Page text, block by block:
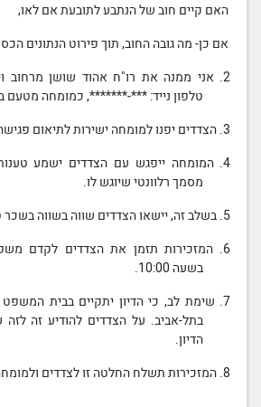
האם קיים חוב של הנתבע לתובעת אם לאו,
אם כן- מה גובה החוב, תוך פירוט הנתונים
טלפון נייד: ***-*******, כמומחה מטעם
3. הצדדים יפנו למומחה ישירות לתיאום פגישה.
4. המומחה ייפגש עם הצדדים ישמע
מסמך רלוונטי שיוגש לו.
5. בשלב זה, יישאו הצדדים שווה בשווה בשכר טרחת המומחה.
6. המזכירות תזמן את הצדדים
לקדם
בשעה 10:00.
7. שימת לב, כי הדיון יתקיים
בבית המשפט
בתל-אביב. על הצדדים להודיע זה לזה
הדיון.
8. המזכירות תשלח החלטה זו לצדדים ולמומחה.